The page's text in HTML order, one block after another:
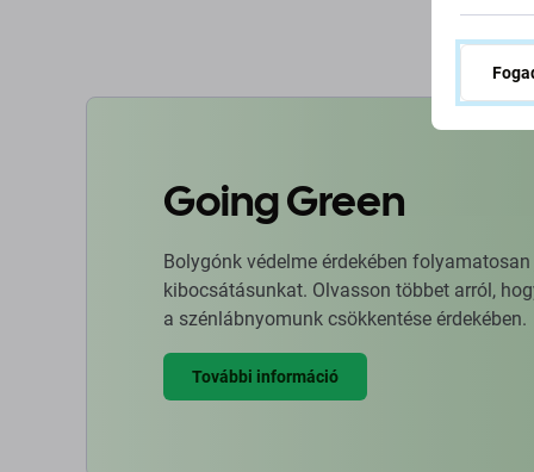
Going Green
Bolygónk védelme érdekében
kibocsátásunkat. Olvasson többet arról,
a szénlábnyomunk csökkentése érdekében.
További információ